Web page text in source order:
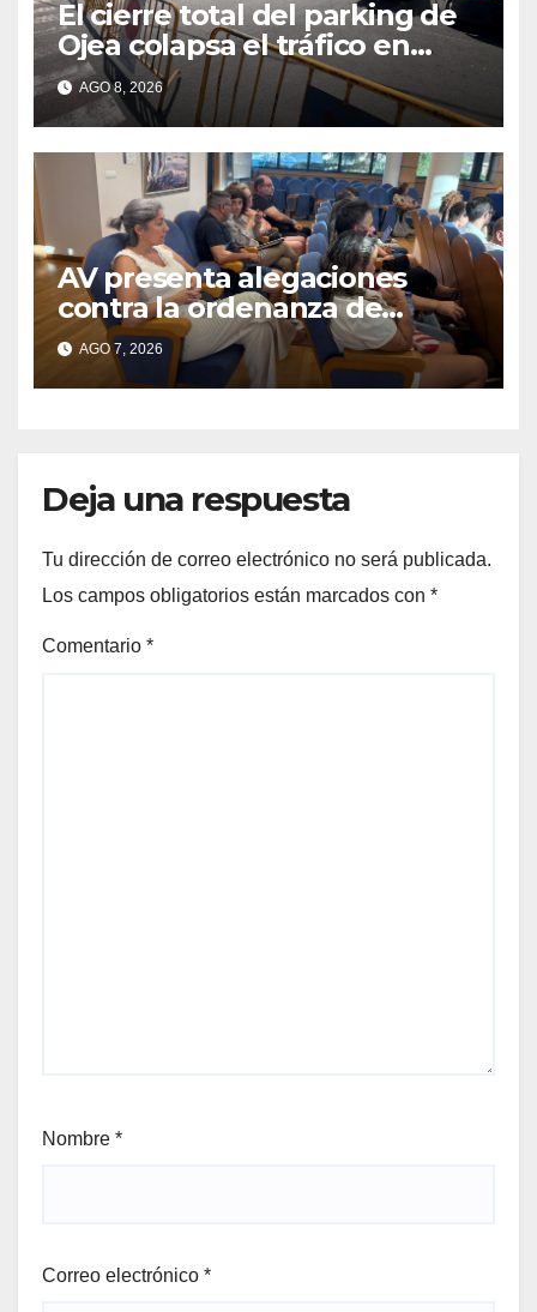
El cierre total del parking de
Ojea colapsa el tráfico en
Cangas
AGO 8, 2026
AV presenta alegaciones
contra la ordenanza de
residuos del Morrazo por
considerar que impone
cargas “desproporcionadas”
AGO 7, 2026
Deja una respuesta
Tu dirección de correo electrónico no será publicada.
Los campos obligatorios están marcados con *
Comentario *
Nombre *
Correo electrónico *